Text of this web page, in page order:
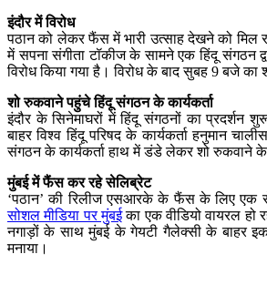
इंदौर में विरोध
पठान को लेकर फैंस में भारी उत्साह देखने को मिल
में सपना संगीता टॉकीज के सामने एक हिंदू संगठन
विरोध किया गया है। विरोध के बाद सुबह 9 बजे का
शो रुकवाने पहुंचे हिंदू संगठन के कार्यकर्ता
इंदौर के सिनेमाघरों में हिंदू संगठनों का प्रदर्शन
बाहर विश्व हिंदू परिषद के कार्यकर्ता हनुमान
संगठन के कार्यकर्ता हाथ में डंडे लेकर शो रुकवाने
मुंबई में फैंस कर रहे सेलिब्रेट
‘पठान’ की रिलीज एसआरके के फैंस के लिए एक
सोशल मीडिया पर मुंबईका एक वीडियो वायरल
नगाड़ों के साथ मुंबई के गेयटी गैलेक्सी के बाहर
मनाया।